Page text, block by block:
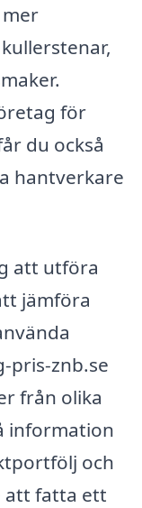
för
du också
hantverkare
att utföra
jämföra
pris-znb.se
från olika
information
och
att fatta ett